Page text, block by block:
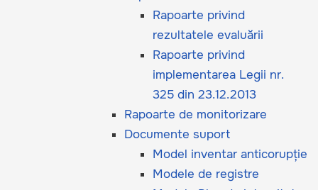
Rapoarte privind
rezultatele evaluării
Rapoarte privind
implementarea Legii nr.
325 din 23.12.2013
Rapoarte de monitorizare
Documente suport
Model inventar anticorupție
Modele de registre